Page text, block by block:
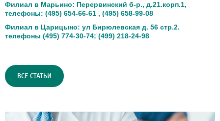
Филиал в Марьино: Перервинский б-р., д.21.корп.1,
телефоны: (495) 654-66-61 , (495) 658-99-08
Филиал в Царицыно: ул Бирюлевская д. 56 стр.2.
телефоны (495) 774-30-74; (499) 218-24-98
ВСЕ СТАТЬИ